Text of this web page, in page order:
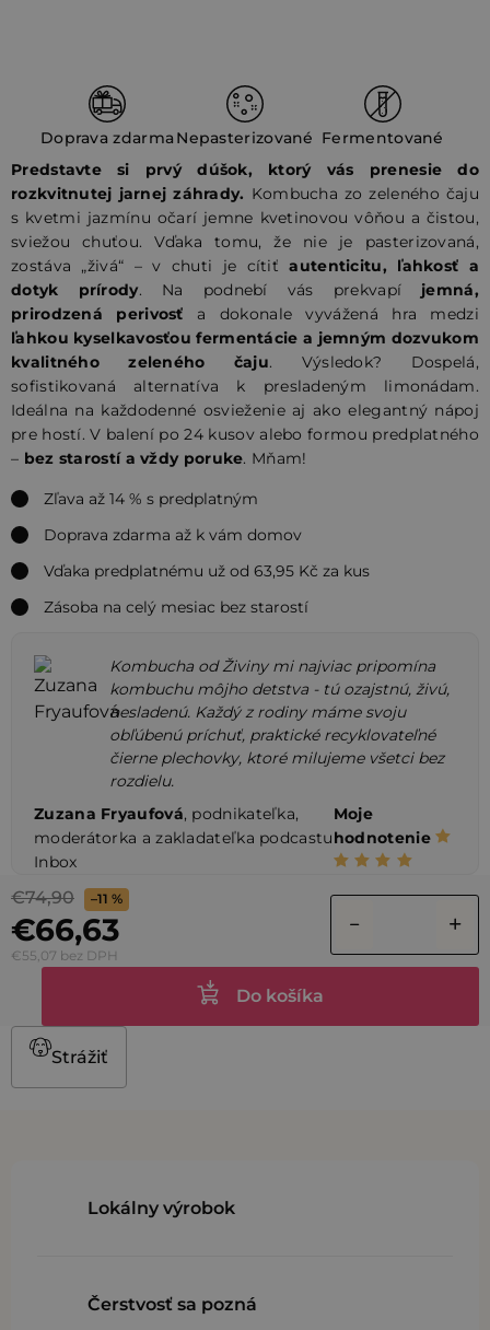
Doprava zdarma Nepasterizované Fermentované
Predstavte si prvý dúšok, ktorý vás prenesie do
rozkvitnutej jarnej záhrady. Kombucha zo zeleného čaju
s kvetmi jazmínu očarí jemne kvetinovou vôňou a čistou,
sviežou chuťou. Vďaka tomu, že nie je pasterizovaná,
zostáva „živá“ – v chuti je cítiťautenticitu, ľahkosť a
dotyk prírody. Na podnebí vás prekvapí jemná,
prirodzená perivosť a dokonale vyvážená hra medzi
ľahkou kyselkavosťou fermentácie a jemným dozvukom
kvalitného zeleného čaju. Výsledok? Dospelá,
sofistikovaná alternatíva k presladeným limonádam.
Ideálna na každodenné osvieženie aj ako elegantný nápoj
pre hostí. V balení po 24 kusov alebo formou predplatného
– bez starostí a vždy poruke. Mňam!
Zľava až 14 % s predplatným
Doprava zdarma až k vám domov
Vďaka predplatnému už od 63,95 Kč za kus
Zásoba na celý mesiac bez starostí
Kombucha od Živiny mi najviac pripomína
kombuchu môjho detstva - tú ozajstnú, živú,
nesladenú. Každý z rodiny máme svoju
obľúbenú príchuť, praktické recyklovateľné
čierne plechovky, ktoré milujeme všetci bez
rozdielu.
Zuzana Fryaufová, podnikateľka,
moderátorka a zakladateľka podcastu
Inbox
Moje
hodnotenie
€74,90 –11 %
€66,63
€55,07 bez DPH
Do košíka
Strážiť
Lokálny výrobok
Čerstvosť sa pozná